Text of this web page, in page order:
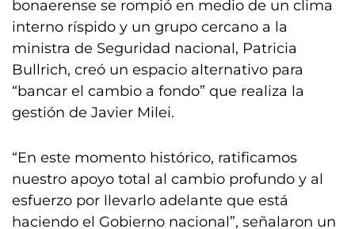
bonaerense se rompió en medio de un clima
interno ríspido y un grupo cercano a la
ministra de Seguridad nacional, Patricia
Bullrich, creó un espacio alternativo para
“bancar el cambio a fondo” que realiza la
gestión de Javier Milei.
“En este momento histórico, ratificamos
nuestro apoyo total al cambio profundo y al
esfuerzo por llevarlo adelante que está
haciendo el Gobierno nacional”, señalaron un